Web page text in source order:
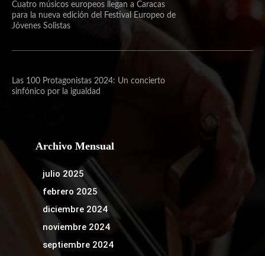
Cuatro músicos europeos llegan a Caracas
para la nueva edición del Festival Europeo de
Jóvenes Solistas
Las 100 Protagonistas 2024: Un concierto
sinfónico por la igualdad
Archivo Mensual
julio 2025
febrero 2025
diciembre 2024
noviembre 2024
septiembre 2024